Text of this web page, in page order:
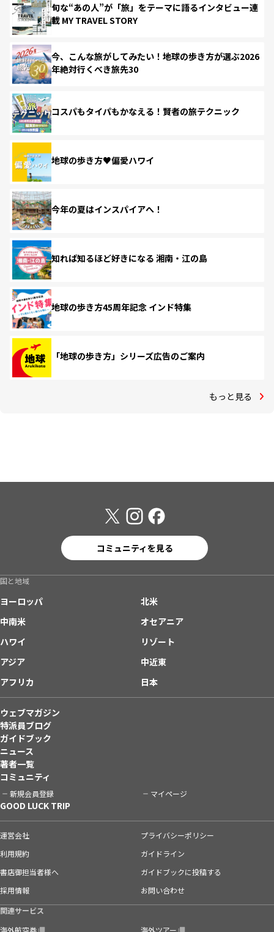
旬な“あの人”が「旅」をテーマに語るインタビュー連
載 MY TRAVEL STORY
今、こんな旅がしてみたい！地球の歩き方が選ぶ2026
年絶対行くべき旅先30
コスパもタイパもかなえる！賢者の旅テクニック
地球の歩き方♥偏愛ハワイ
今年の夏はインスパイアへ！
知れば知るほど好きになる 湘南・江の島
地球の歩き方45周年記念 インド特集
「地球の歩き方」シリーズ広告のご案内
もっと見る
コミュニティを見る
国と地域
ヨーロッパ
北米
中南米
オセアニア
ハワイ
リゾート
アジア
中近東
アフリカ
日本
ウェブマガジン
特派員ブログ
ガイドブック
ニュース
著者一覧
コミュニティ
新規会員登録 マイページ
GOOD LUCK TRIP
運営会社
プライバシーポリシー
利用規約
ガイドライン
書店御担当者様へ
ガイドブックに投稿する
採用情報
お問い合わせ
関連サービス
海外航空券
海外ツアー